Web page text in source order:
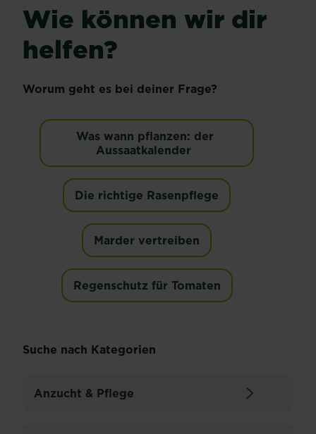
Wie können wir dir
helfen?
Worum geht es bei deiner Frage?
Was wann pflanzen: der
Aussaatkalender
Die richtige Rasenpflege
Marder vertreiben
Regenschutz für Tomaten
Suche nach Kategorien
Anzucht & Pflege